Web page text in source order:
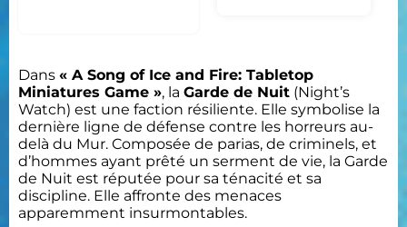
Dans « A Song of Ice and Fire: Tabletop
Miniatures Game », la Garde de Nuit (Night’s
Watch) est une faction résiliente. Elle symbolise la
dernière ligne de défense contre les horreurs au-
delà du Mur. Composée de parias, de criminels, et
d’hommes ayant prêté un serment de vie, la Garde
de Nuit est réputée pour sa ténacité et sa
discipline. Elle affronte des menaces
apparemment insurmontables.